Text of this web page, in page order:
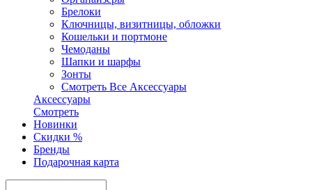
Брелоки
Ключницы, визитницы, обложки
Кошельки и портмоне
Чемоданы
Шапки и шарфы
Зонты
Смотреть Все Аксесcуары
Аксесcуары
Смотреть
Новинки
Скидки %
Бренды
Подарочная карта